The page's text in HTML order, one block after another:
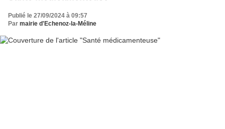
Publié le 27/09/2024 à 09:57
Par mairie d'Echenoz-la-Méline